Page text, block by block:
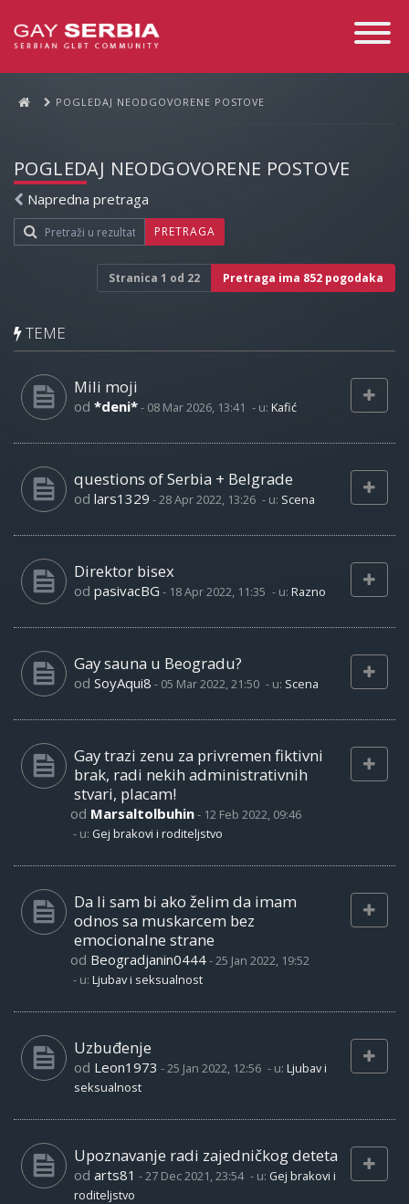
Toggle
POGLEDAJ NEODGOVORENE POSTOVE
POGLEDAJ NEODGOVORENE POSTOVE
Napredna pretraga
PRETRAGA
Stranica 1 od 22 Pretraga ima 852 pogodaka
TEME
Mili moji
od *deni*- 08 Mar 2026, 13:41 - u: Kafić
questions of Serbia + Belgrade
od lars1329 -28 Apr 2022, 13:26 - u: Scena
Direktor bisex
od pasivacBG - 18 Apr 2022, 11:35 - u: Razno
Gay sauna u Beogradu?
od SoyAqui8 - 05 Mar 2022, 21:50 - u: Scena
Gay trazi zenu za privremen fiktivni
brak, radi nekih administrativnih
stvari, placam!
od Marsaltolbuhin- 12 Feb 2022, 09:46
- u: Gej brakovi i roditeljstvo
Da li sam bi ako želim da imam
odnos sa muskarcem bez
emocionalne strane
od Beogradjanin0444-25 Jan 2022, 19:52
- u: Ljubav i seksualnost
Uzbuđenje
od Leon1973 -25 Jan 2022, 12:56 - u: Ljubav i
seksualnost
Upoznavanje radi zajedničkog deteta
od arts81 -27 Dec 2021, 23:54 - u: Gej brakovi i
roditeljstvo